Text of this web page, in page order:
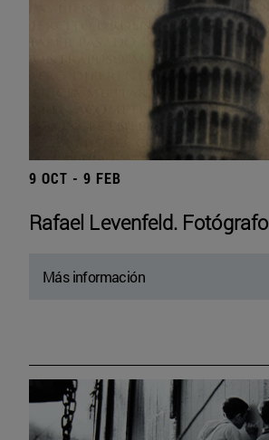
9 OCT - 9 FEB
Rafael Levenfeld. Fotógrafo
Más información